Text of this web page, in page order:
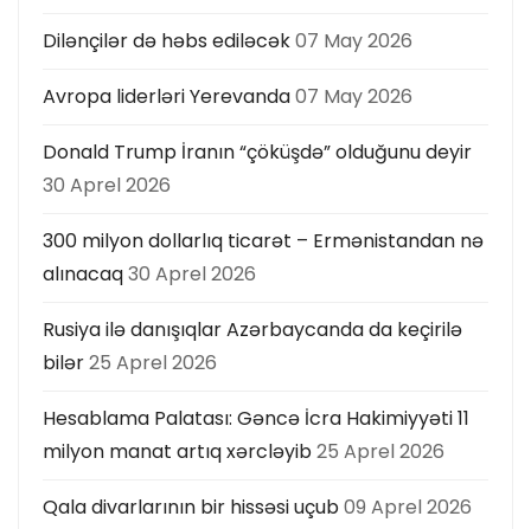
Dilənçilər də həbs ediləcək07 May 2026
Avropa liderləri Yerevanda07 May 2026
Donald Trump İranın “çöküşdə” olduğunu deyir
30 Aprel 2026
300 milyon dollarlıq ticarət – Ermənistandan nə
alınacaq30 Aprel 2026
Rusiya ilə danışıqlar Azərbaycanda da keçirilə
bilər25 Aprel 2026
Hesablama Palatası: Gəncə İcra Hakimiyyəti 11
milyon manat artıq xərcləyib25 Aprel 2026
Qala divarlarının bir hissəsi uçub09 Aprel 2026